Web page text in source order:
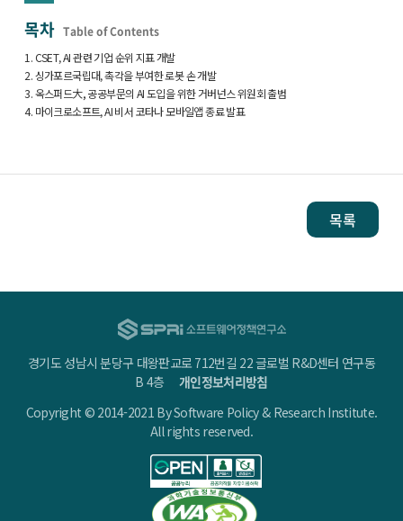
목차 Table of Contents
1. CSET, AI 관련 기업 순위 지표 개발
2. 싱가포르국립대, 촉각을 부여한 로봇 손 개발
3. 옥스퍼드大, 공공부문의 AI 도입을 위한 거버넌스 위원회 출범
4. 마이크로소프트, AI 비서 코타나 모바일앱 종료 발표
목록
경기도 성남시 분당구 대왕판교로 712번길 22 글로벌 R&D센터 연구동
B 4층개인정보처리방침
Copyright © 2014-2021 By Software Policy & Research Institute.
All rights reserved.